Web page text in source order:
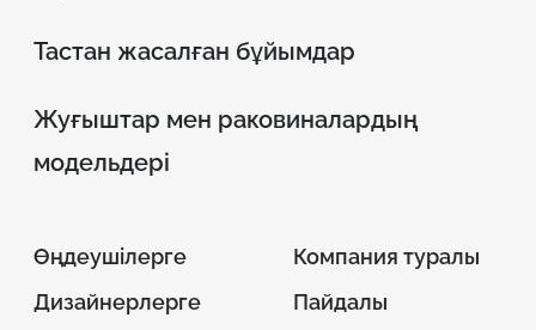
Тастан жасалған бұйымдар
Жуғыштар мен раковиналардың
модельдері
Өңдеушілерге
Дизайнерлерге
Компания туралы
Пайдалы